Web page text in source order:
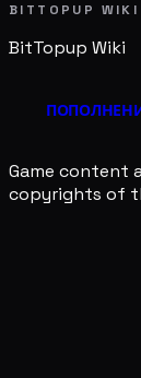
BITTOPUP WIKI
BitTopup Wiki
Game content
copyrights of